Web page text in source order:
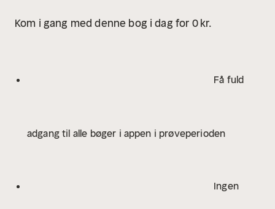
hjertebarn, da hendes datter er født med VSD
(Ventrikel Septum Defekt).
Hjertesygdom påvirker alle
er at skabe et kærligt håb, selv når uvished,
Kom i gang med denne bog i dag for 0 kr.
Få fuld
adgang til alle bøger i appen i prøveperioden
Ingen